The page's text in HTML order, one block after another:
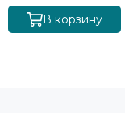
В корзину